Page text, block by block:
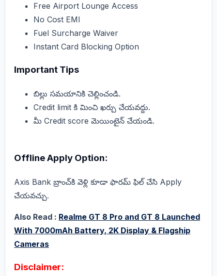
Free Airport Lounge Access
No Cost EMI
Fuel Surcharge Waiver
Instant Card Blocking Option
Important Tips
బిల్లు సమయానికి చెల్లించండి.
Credit limit కి మించి ఖర్చు చేయవద్దు.
మీ Credit score మెయింటైన్ చేయండి.
Offline Apply Option:
Axis Bank బ్రాంచ్‌కి వెళ్లి కూడా ఫారమ్ ఫిల్ చేసి Apply
చేయవచ్చు.
Also Read : Realme GT 8 Pro and GT 8 Launched
With 7000mAh Battery, 2K Display & Flagship
Cameras
Disclaimer: